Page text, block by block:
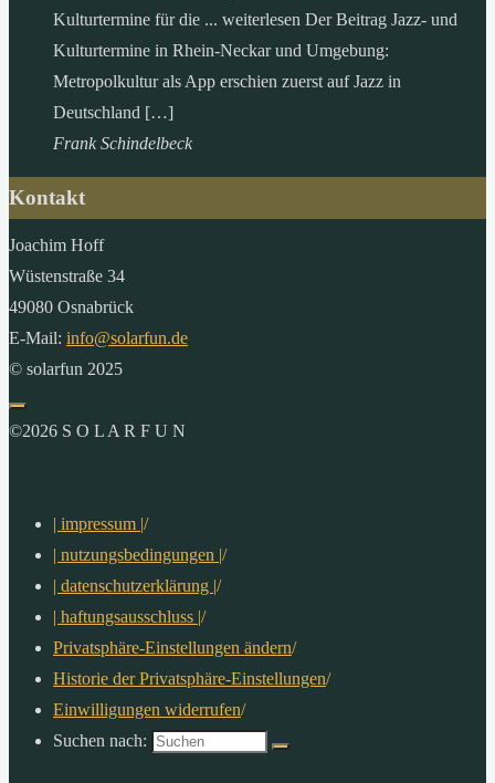
Kulturtermine für die ... weiterlesen Der Beitrag Jazz- und
Kulturtermine in Rhein-Neckar und Umgebung:
Metropolkultur als App erschien zuerst auf Jazz in
Deutschland […]
Frank Schindelbeck
Kontakt
Joachim Hoff
Wüstenstraße 34
49080 Osnabrück
E-Mail: info@solarfun.de
© solarfun 2025
©2026 S O L A R F U N
| impressum |/
| nutzungsbedingungen |/
| datenschutzerklärung |/
| haftungsausschluss |/
Privatsphäre-Einstellungen ändern/
Historie der Privatsphäre-Einstellungen/
Einwilligungen widerrufen/
Suchen nach: